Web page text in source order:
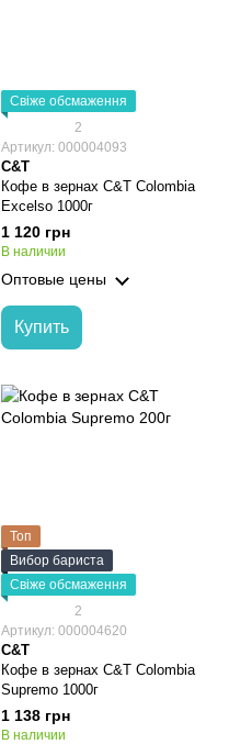
Свіже обсмаження
2
Артикул: 000004093
C&T
Кофе в зернах C&T Colombia
Excelso 1000г
1 120 грн
В наличии
Оптовые цены
Купить
Топ
Вибор бариста
Свіже обсмаження
2
Артикул: 000004620
C&T
Кофе в зернах C&T Colombia
Supremo 1000г
1 138 грн
В наличии